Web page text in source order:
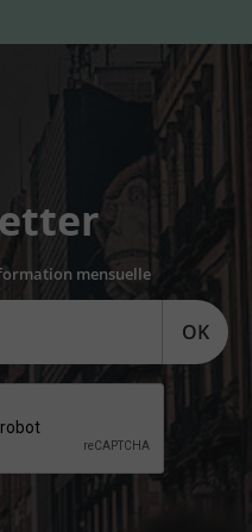
mensuelle
OK